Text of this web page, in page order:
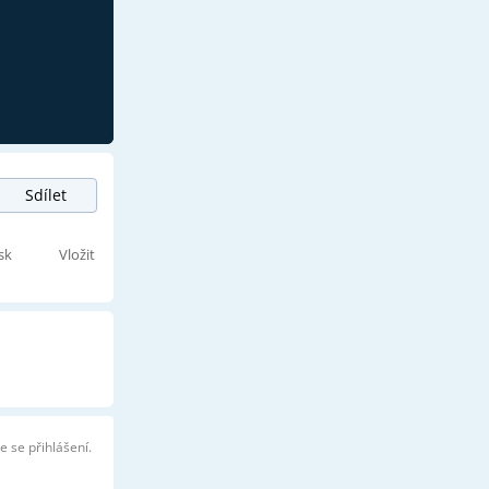
Sdílet
Vložit
se přihlášení.